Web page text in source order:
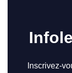
Inscrivez-